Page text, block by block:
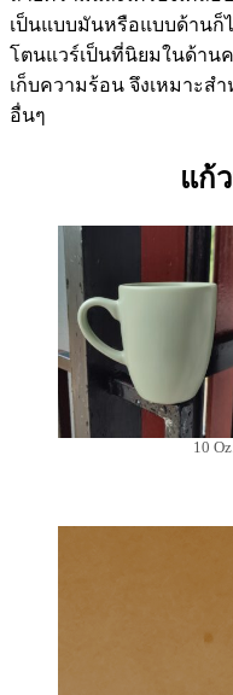
เป็นแบบมันหรือแบบด้านก็
โตนแวร์เป็นที่นิยมในด้า
เก็บความร้อน จึงเหมาะส
อื่นๆ
แก้
10